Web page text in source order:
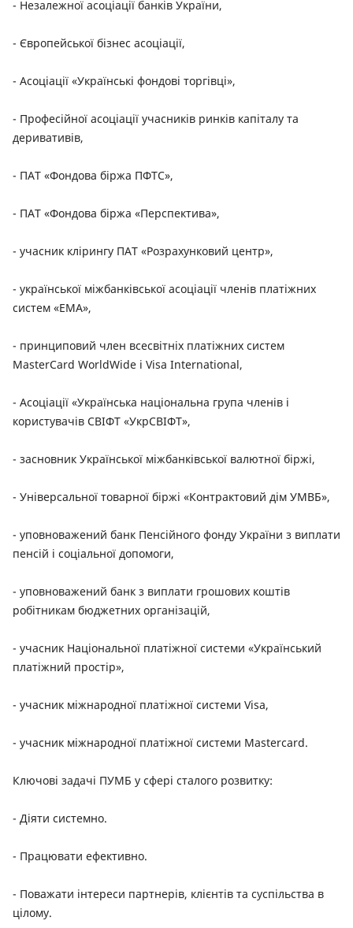
- Незалежної асоціації банків України,
- Європейської бізнес асоціації,
- Асоціації «Українські фондові торгівці»,
- Професійної асоціації учасників ринків капіталу та
деривативів,
- ПАТ «Фондова біржа ПФТС»,
- ПАТ «Фондова біржа «Перспектива»,
- учасник клірингу ПАТ «Розрахунковий центр»,
- української міжбанківської асоціації членів платіжних
систем «ЕМА»,
- принциповий член всесвітніх платіжних систем
MasterCard WorldWide і Visa International,
- Асоціації «Українська національна група членів і
користувачів СВІФТ «УкрСВІФТ»,
- засновник Української міжбанківської валютної біржі,
- Універсальної товарної біржі «Контрактовий дім УМВБ»,
- уповноважений банк Пенсійного фонду України з виплати
пенсій і соціальної допомоги,
- уповноважений банк з виплати грошових коштів
робітникам бюджетних організацій,
- учасник Національної платіжної системи «Український
платіжний простір»,
- учасник міжнародної платіжної системи Visa,
- учасник міжнародної платіжної системи Masterсard.
Ключові задачі ПУМБ у сфері сталого розвитку:
- Діяти системно.
- Працювати ефективно.
- Поважати інтереси партнерів, клієнтів та суспільства в
цілому.